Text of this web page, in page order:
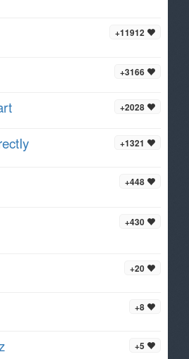
+11912
+3166
+2028
+1321
+448
+430
+20
+8
+5